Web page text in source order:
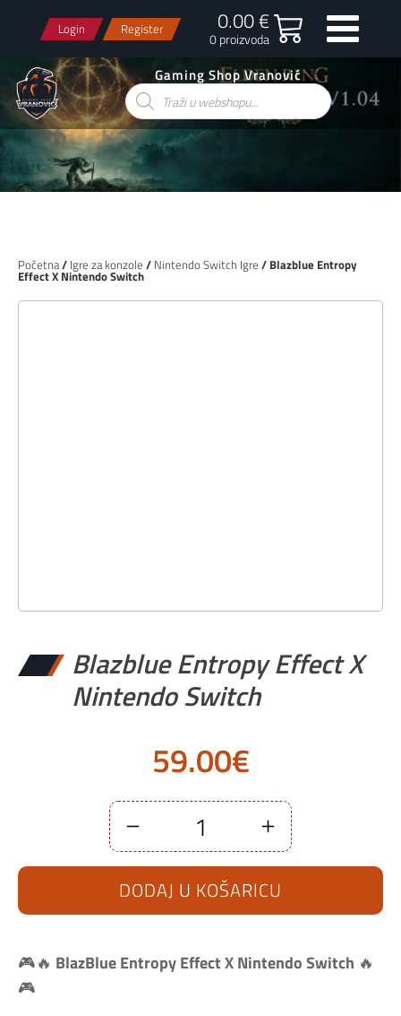
Login Register 0.00 €
0 proizvoda
Gaming Shop Vranović
Products
search
Početna/ Igre za konzole / Nintendo Switch Igre / Blazblue Entropy
Effect X Nintendo Switch
Blazblue Entropy Effect X
Nintendo Switch
59.00€
Entropy
Effect
Nintendo
Switch
količina
DODAJ U KOŠARICU
🎮🔥 BlazBlue Entropy Effect X Nintendo Switch 🔥
🎮